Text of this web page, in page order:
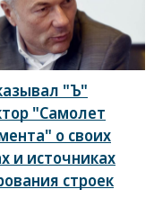
"Ъ"
"Самолет
о своих
и источниках
строек